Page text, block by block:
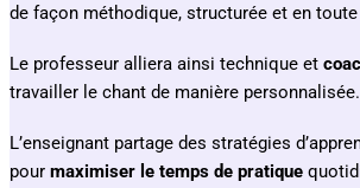
de façon méthodique, structurée et en
Le professeur alliera ainsi technique et
travailler le chant de manière personnalisée.
L’enseignant partage des stratégies
pour maximiser le temps de pratique